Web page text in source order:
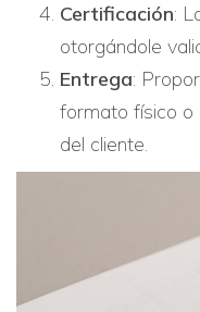
Certificación:
otorgándole
Entrega:
formato físico o
del cliente.